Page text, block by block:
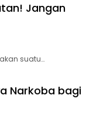
Jangan
suatu…
Narkoba bagi